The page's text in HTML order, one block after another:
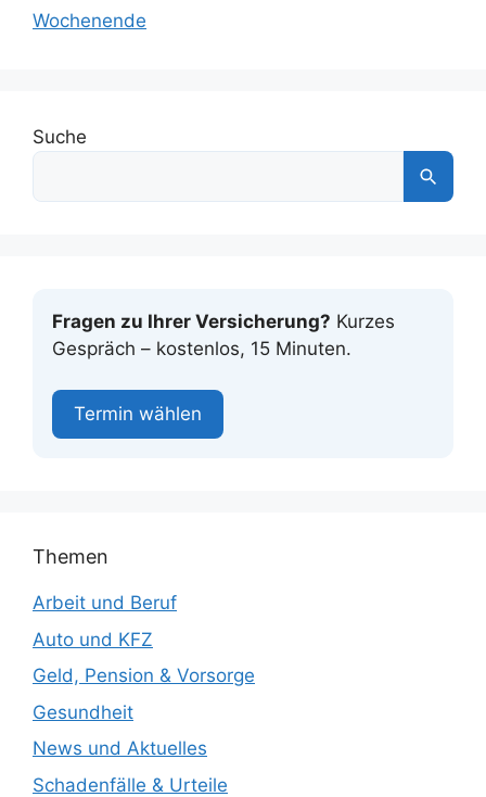
Wochenende
Suche
Fragen zu Ihrer Versicherung? Kurzes
Gespräch – kostenlos, 15 Minuten.
Termin wählen
Themen
Arbeit und Beruf
Auto und KFZ
Geld, Pension & Vorsorge
Gesundheit
News und Aktuelles
Schadenfälle & Urteile